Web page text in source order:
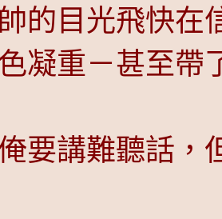
的目光飛快在
凝重－甚至帶
俺要講難聽話